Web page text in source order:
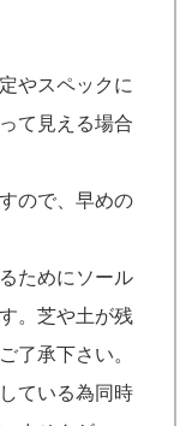
やスペックに
て見える場合
ので、早めの
ためにソール
。芝や土が残
了承下さい。
ている為同時